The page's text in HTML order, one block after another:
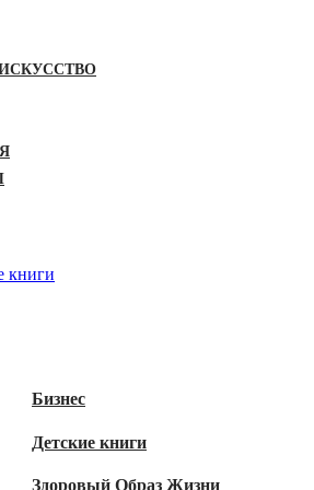
Бизнес
Детские книги
Здоровый Образ Жизни